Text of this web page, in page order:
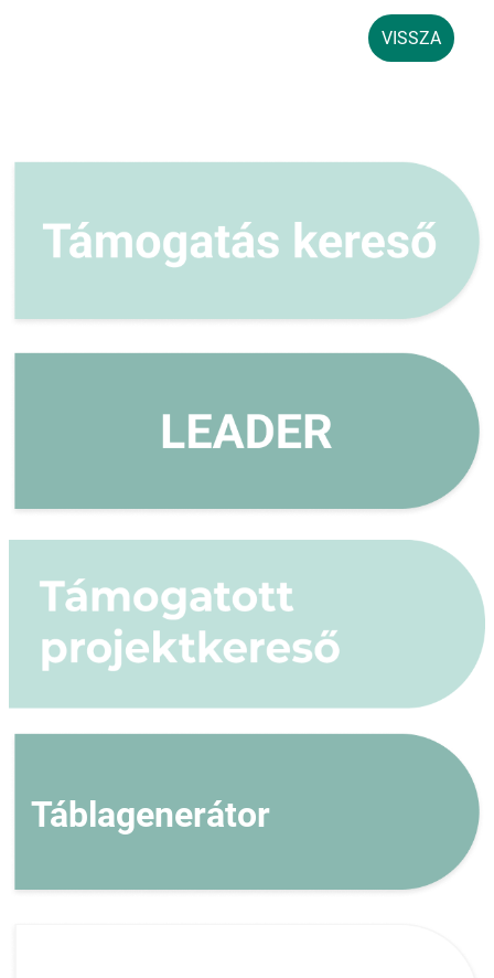
VISSZA
Táblagenerátor